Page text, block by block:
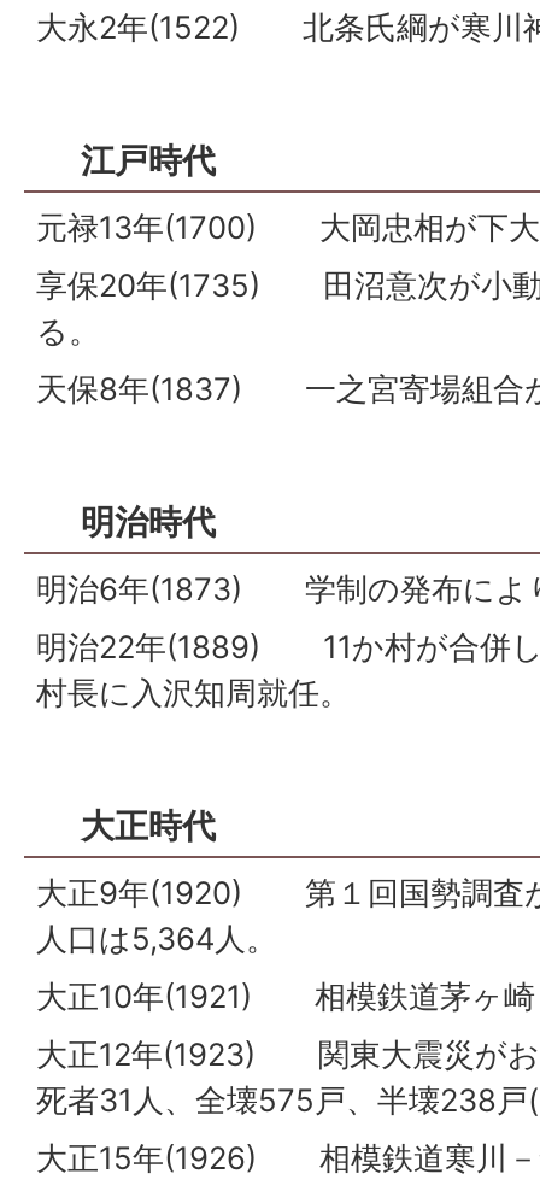
大永2年(1522) 北条氏綱が寒川
江戸時代
元禄13年(1700) 大岡忠相が下大
享保20年(1735) 田沼意次が小動
る。
天保8年(1837) 一之宮寄場組合
明治時代
明治6年(1873) 学制の発布によ
明治22年(1889) 11か村が合併し
村長に入沢知周就任。
大正時代
大正9年(1920) 第１回国勢調査
人口は5,364人。
大正10年(1921) 相模鉄道茅ヶ崎
大正12年(1923) 関東大震災がお
死者31人、全壊575戸、半壊238戸
大正15年(1926) 相模鉄道寒川－